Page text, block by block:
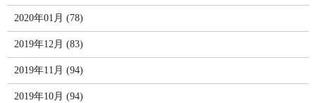
2020年01月 (78)
2019年12月 (83)
2019年11月 (94)
2019年10月 (94)